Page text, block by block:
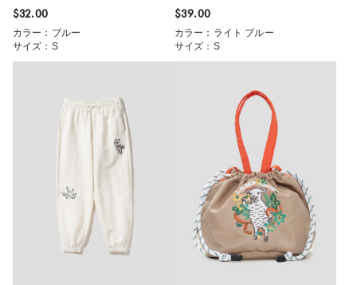
$‌32.00
カラー：ブルー
サイズ：S
$‌39.00
カラー：ライト ブルー
サイズ：S